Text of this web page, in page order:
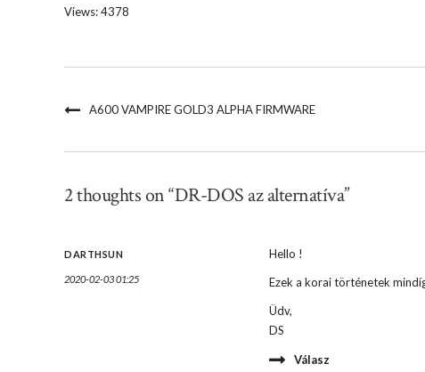
Views: 4378
A600 VAMPIRE GOLD3 ALPHA FIRMWARE
2 thoughts on “DR-DOS az alternatíva”
DARTHSUN
2020-02-03 01:25
Hello !
Ezek a korai történetek
Üdv,
DS
Válasz